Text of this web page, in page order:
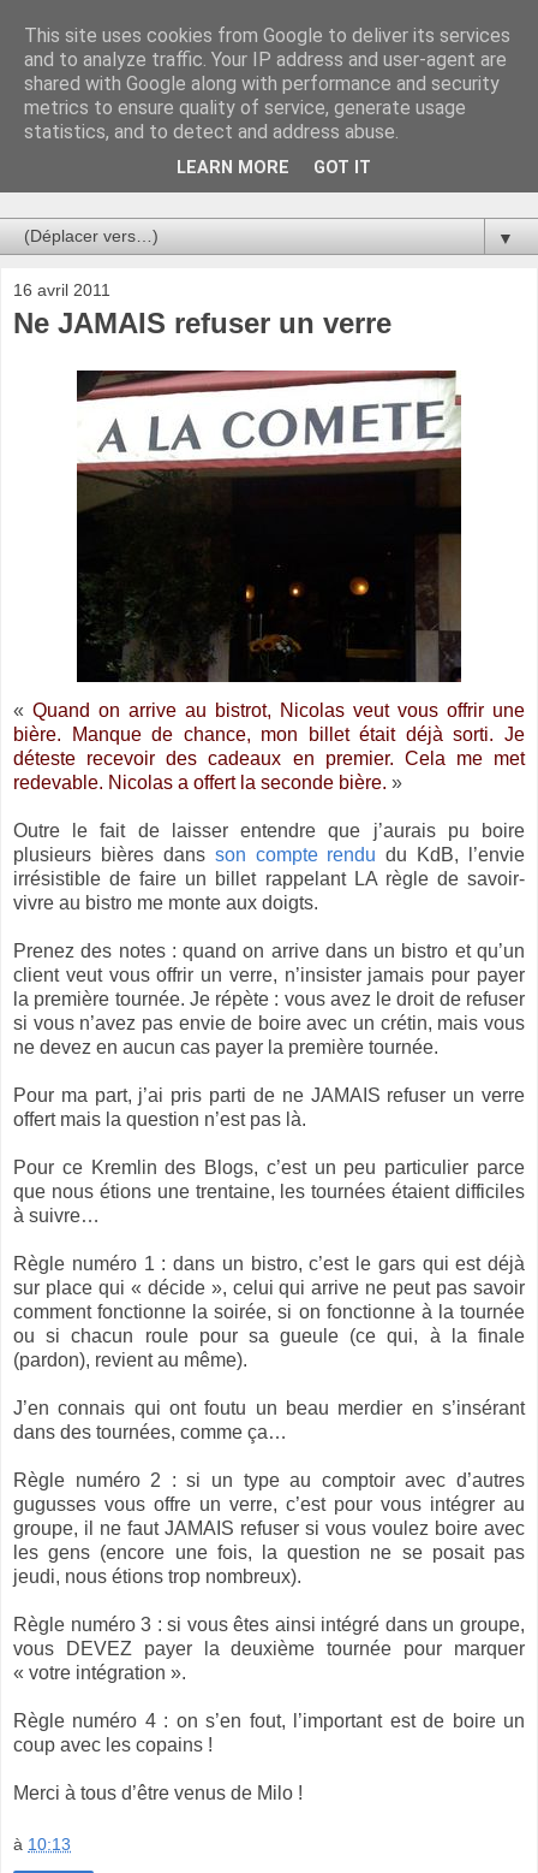
Au bistro !
La connerie étant le seul chemin susceptible de nous faire
entrevoir une parcelle de vérité, utilisons la par des moyens
de communication efficaces. Le temps qu'on remplisse nos
▼
16 avril 2011
Ne JAMAIS refuser un verre
« Quand on arrive au bistrot, Nicolas veut vous offrir une
bière. Manque de chance, mon billet était déjà sorti. Je
déteste recevoir des cadeaux en premier. Cela me met
redevable. Nicolas a offert la seconde bière. »
Outre le fait de laisser entendre que j’aurais pu boire
plusieurs bières dans son compte rendu du KdB, l’envie
irrésistible de faire un billet rappelant LA règle de savoir-
vivre au bistro me monte aux doigts.
Prenez des notes : quand on arrive dans un bistro et qu’un
client veut vous offrir un verre, n’insister jamais pour payer
la première tournée. Je répète : vous avez le droit de refuser
si vous n’avez pas envie de boire avec un crétin, mais vous
ne devez en aucun cas payer la première tournée.
Pour ma part, j’ai pris parti de ne JAMAIS refuser un verre
offert mais la question n’est pas là.
Pour ce Kremlin des Blogs, c’est un peu particulier parce
que nous étions une trentaine, les tournées étaient difficiles
à suivre…
Règle numéro 1 : dans un bistro, c’est le gars qui est déjà
sur place qui « décide », celui qui arrive ne peut pas savoir
comment fonctionne la soirée, si on fonctionne à la tournée
ou si chacun roule pour sa gueule (ce qui, à la finale
(pardon), revient au même).
J’en connais qui ont foutu un beau merdier en s’insérant
dans des tournées, comme ça…
Règle numéro 2 : si un type au comptoir avec d’autres
gugusses vous offre un verre, c’est pour vous intégrer au
groupe, il ne faut JAMAIS refuser si vous voulez boire avec
les gens (encore une fois, la question ne se posait pas
jeudi, nous étions trop nombreux).
Règle numéro 3 : si vous êtes ainsi intégré dans un groupe,
vous DEVEZ payer la deuxième tournée pour marquer
« votre intégration ».
Règle numéro 4 : on s’en fout, l’important est de boire un
coup avec les copains !
Merci à tous d’être venus de Milo !
à 10:13
This site uses cookies from Google to deliver its services
and to analyze traffic. Your IP address and user-agent are
shared with Google along with performance and security
metrics to ensure quality of service, generate usage
statistics, and to detect and address abuse.
LEARN MORE GOT IT